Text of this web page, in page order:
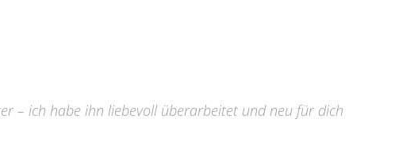
– ich habe ihn liebevoll überarbeitet und neu für dich